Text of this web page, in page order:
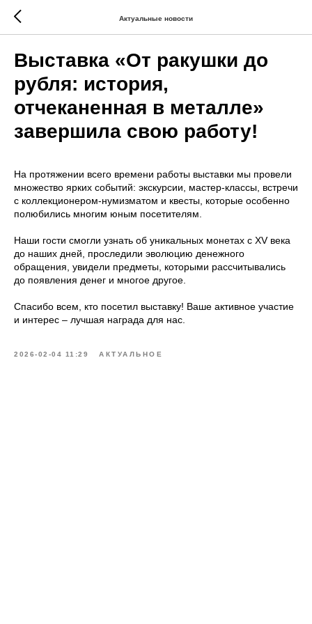
Актуальные новости
Выставка «От ракушки до
рубля: история,
отчеканенная в металле»
завершила свою работу!
На протяжении всего времени работы выставки мы провели
множество ярких событий: экскурсии, мастер-классы, встречи
с коллекционером-нумизматом и квесты, которые особенно
полюбились многим юным посетителям.
Наши гости смогли узнать об уникальных монетах с XV века
до наших дней, проследили эволюцию денежного
обращения, увидели предметы, которыми рассчитывались
до появления денег и многое другое.
Спасибо всем, кто посетил выставку! Ваше активное участие
и интерес – лучшая награда для нас.
2026-02-04 11:29 АКТУАЛЬНОЕ